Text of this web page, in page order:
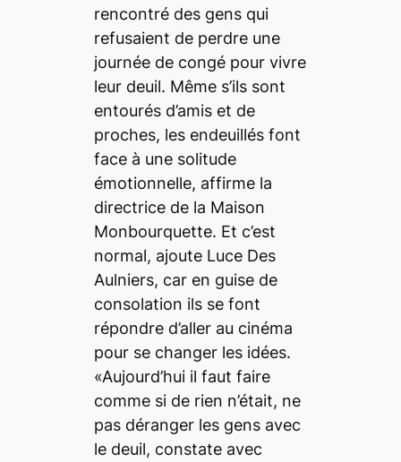
rencontré des gens qui
refusaient de perdre une
journée de congé pour vivre
leur deuil. Même s’ils sont
entourés d’amis et de
proches, les endeuillés font
face à une solitude
émotionnelle, affirme la
directrice de la Maison
Monbourquette. Et c’est
normal, ajoute Luce Des
Aulniers, car en guise de
consolation ils se font
répondre d’aller au cinéma
pour se changer les idées.
«Aujourd’hui il faut faire
comme si de rien n’était, ne
pas déranger les gens avec
le deuil, constate avec